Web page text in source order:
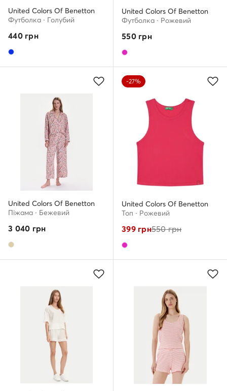
United Colors Of Benetton
Футболка · Голубий
440грн
United Colors Of Benetton
Футболка · Рожевий
550грн
United Colors Of Benetton
Піжама · Бежевий
3 040 грн
-27%
United Colors Of Benetton
Топ · Рожевий
399грн550грн